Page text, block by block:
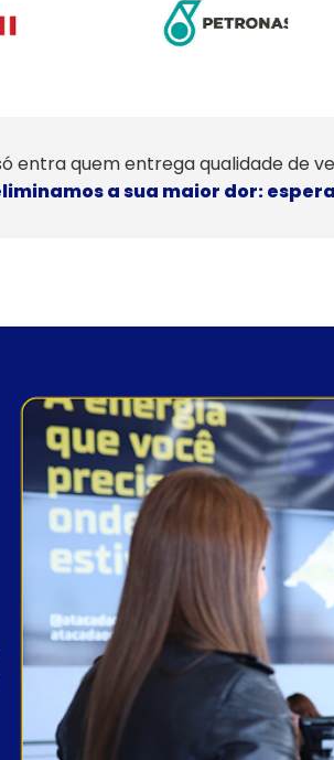
entra quem entrega qualidade de
a sua maior dor: